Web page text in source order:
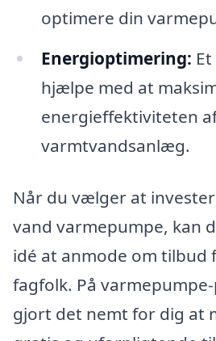
optimere din
Energioptimering:
hjælpe med at
energieffektiviteten
varmtvandsanlæg.
Når du vælger at
vand varmepumpe, kan
idé at anmode om tilbud
fagfolk. På
gjort det nemt for dig at